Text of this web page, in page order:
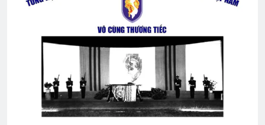
The Vietnam War
2 Years Ago 2 Years Ago
HOA ĐÀO (Lỗ Tấn)
3 Years Ago